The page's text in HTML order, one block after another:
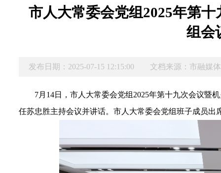
市人大常委会党组2025年第
组会
发布日期：2025-07-15 12:15:00 文档来源：市融媒
7月14日，市人大常委会党组2025年第十九次会议暨
任苏忠胜主持会议并讲话。市人大常委会党组班子成员出